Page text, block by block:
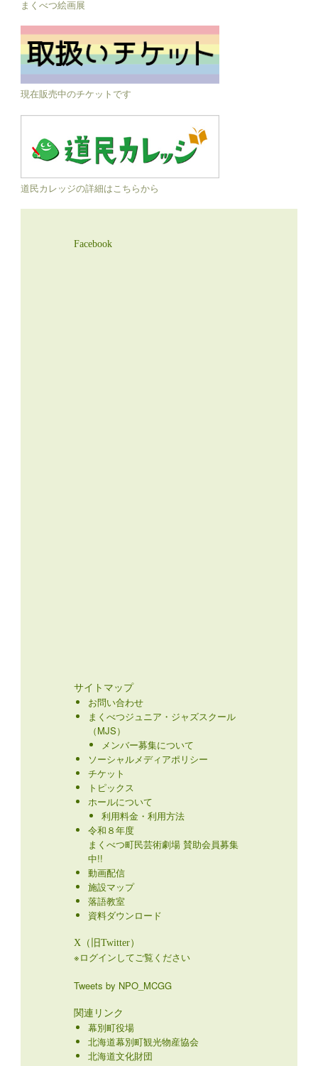
まくべつ絵画展
現在販売中のチケットです
道民カレッジの詳細はこちらから
Facebook
サイトマップ
お問い合わせ
まくべつジュニア・ジャズスクール
（MJS）
メンバー募集について
ソーシャルメディアポリシー
チケット
トピックス
ホールについて
利用料金・利用方法
令和８年度
まくべつ町民芸術劇場 賛助会員募集
中!!
動画配信
施設マップ
落語教室
資料ダウンロード
X（旧Twitter）
※ログインしてご覧ください
Tweets by NPO_MCGG
関連リンク
幕別町役場
北海道幕別町観光物産協会
北海道文化財団